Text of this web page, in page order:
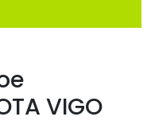
VIGO